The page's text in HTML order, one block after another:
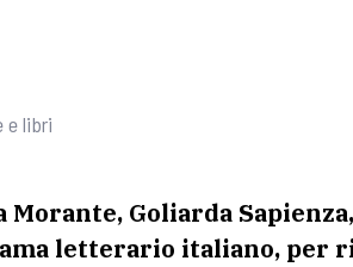
e libri
Morante, Goliarda
letterario italiano, per